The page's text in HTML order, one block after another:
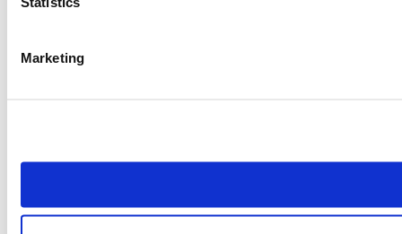
Marketing